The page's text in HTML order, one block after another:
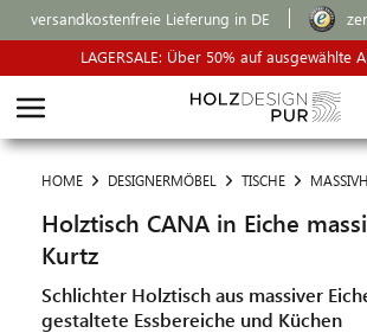
versandkostenfreie Lieferung in DE
LAGERSALE: Über 50% auf ausgewählte
HOME DESIGNERMÖBEL TISCHE
Holztisch CANA in Eiche
Kurtz
Schlichter Holztisch aus massiver
gestaltete Essbereiche und Küchen